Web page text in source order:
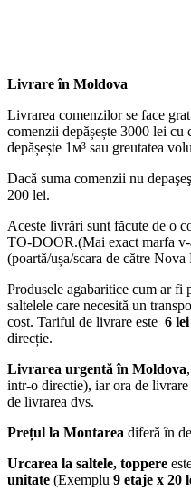
Livrare în Moldova
Livrarea comenzilor se face
comenzii depășește 3000 lei
depășește 1м³ sau greutatea
Dacă suma comenzii nu
200 lei.
Aceste livrări sunt făcute de o
TO-DOOR.(Mai exact marfa
(poartă/ușa/scara de către Nova
Produsele agabaritice cum ar fi
saltelele care necesită un
cost. Tariful de livrare este 6
direcție.
Livrarea urgentă în Moldova
intr-o directie), iar ora de
de livrarea dvs.
Prețul la Montarea diferă în
Urcarea la saltele, toppere
unitate (Exemplu 9 etaje x 20